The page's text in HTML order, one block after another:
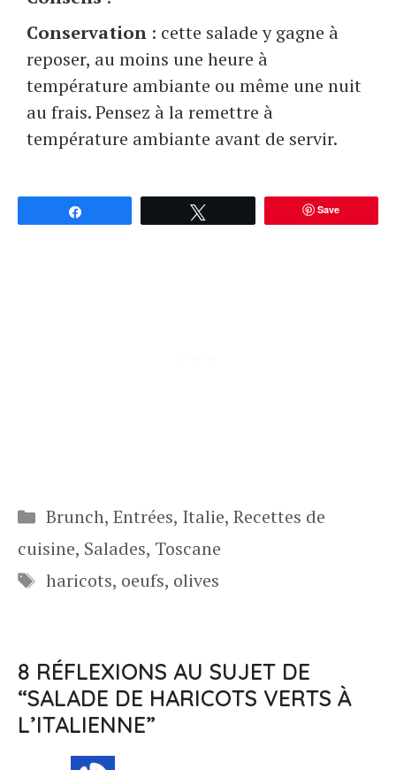
Conservation : cette salade y gagne à
reposer, au moins une heure à
température ambiante ou même une nuit
au frais. Pensez à la remettre à
température ambiante avant de servir.
Save
Catégories
Brunch, Entrées, Italie, Recettes de
cuisine, Salades, Toscane
Étiquettes
haricots, oeufs, olives
8 RÉFLEXIONS AU SUJET DE
“SALADE DE HARICOTS VERTS À
L’ITALIENNE”